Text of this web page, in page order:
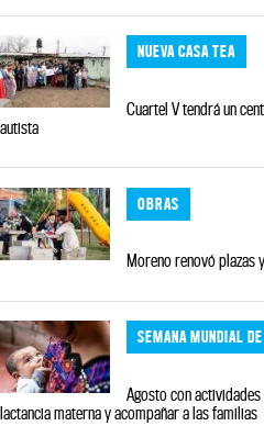
NUEVA CASA TEA
Cuartel V tendrá un
autista
OBRAS
Moreno renovó plazas
SEMANA MUNDIAL
Agosto con
lactancia materna y acompañar a las familias